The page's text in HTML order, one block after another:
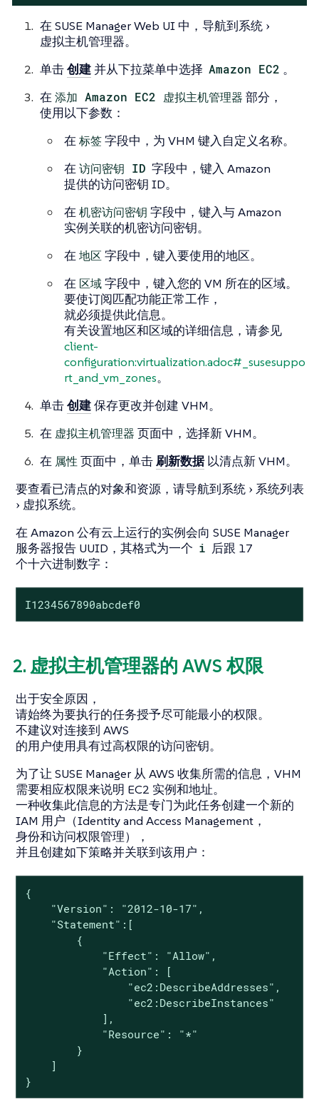
在 SUSE Manager Web UI 中，导航到系统
虚拟主机管理器。
单击创建 并从下拉菜单中选择 Amazon EC2 。
在 添加 Amazon EC2 虚拟主机管理器 部分，
使用以下参数：
在 标签字段中，为 VHM 键入自定义名称。
在 访问密钥 ID 字段中，键入 Amazon
提供的访问密钥 ID。
在 机密访问密钥 字段中，键入与 Amazon
实例关联的机密访问密钥。
在 地区 字段中，键入要使用的地区。
在 区域字段中，键入您的 VM 所在的区域。
要使订阅匹配功能正常工作，
就必须提供此信息。
有关设置地区和区域的详细信息，请参见
client-
configuration:virtualization.adoc#_susesuppo
rt_and_vm_zones。
单击创建保存更改并创建 VHM。
在 虚拟主机管理器 页面中，选择新 VHM。
在 属性 页面中，单击刷新数据以清点新 VHM。
要查看已清点的对象和资源，请导航到系统
系统列表
虚拟系统。
在 Amazon 公有云上运行的实例会向 SUSE Manager
服务器报告 UUID，其格式为一个 i 后跟 17
个十六进制数字：
I1234567890abcdef0
2. 虚拟主机管理器的 AWS 权限
出于安全原因，
请始终为要执行的任务授予尽可能最小的权限。
不建议对连接到 AWS
的用户使用具有过高权限的访问密钥。
为了让 SUSE Manager 从 AWS 收集所需的信息，VHM
需要相应权限来说明 EC2 实例和地址。
一种收集此信息的方法是专门为此任务创建一个新的
IAM 用户（Identity and Access Management，
身份和访问权限管理），
并且创建如下策略并关联到该用户：
{
    "Version": "2012-10-17",
    "Statement":[
        {
            "Effect": "Allow",
            "Action": [
                "ec2:DescribeAddresses",
                "ec2:DescribeInstances"
            ],
            "Resource": "*"
        }
    ]
}